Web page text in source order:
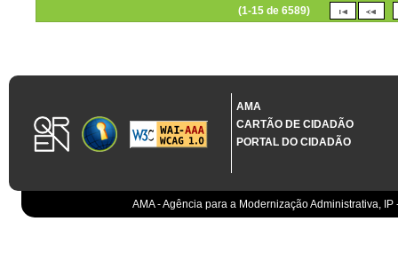
(1-15 de 6589)
AMA
CARTÃO DE CIDADÃO
PORTAL DO CIDADÃO
AMA - Agência para a Modernização Administrativa,